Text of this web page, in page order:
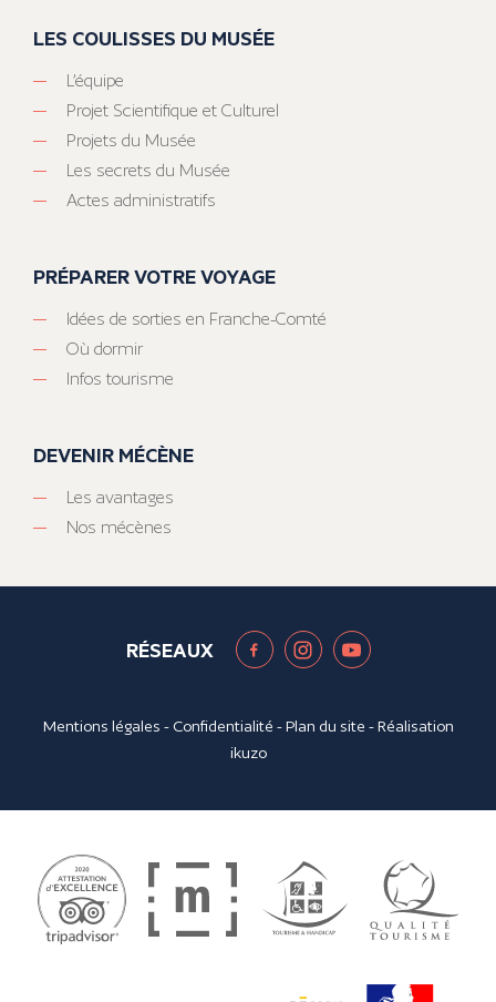
LES COULISSES DU MUSÉE
L’équipe
Projet Scientifique et Culturel
Projets du Musée
Les secrets du Musée
Actes administratifs
PRÉPARER VOTRE VOYAGE
Idées de sorties en Franche-Comté
Où dormir
Infos tourisme
DEVENIR MÉCÈNE
Les avantages
Nos mécènes
RÉSEAUX
Mentions légales - Confidentialité -Plan du site - Réalisation
ikuzo